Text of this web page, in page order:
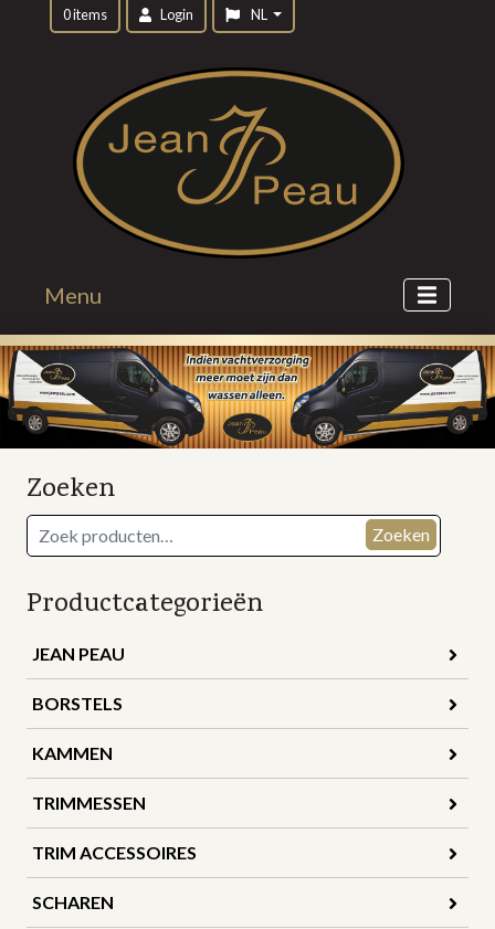
0 items Login NL
Menu
Zoeken
Zoeken
naar:
Zoeken
Productcategorieën
JEAN PEAU
BORSTELS
KAMMEN
TRIMMESSEN
TRIM ACCESSOIRES
SCHAREN